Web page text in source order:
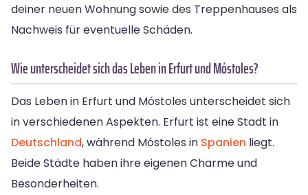
deiner neuen Wohnung sowie des Treppenhauses als
Nachweis für eventuelle Schäden.
Wie unterscheidet sich das Leben in Erfurt und Móstoles?
Das Leben in Erfurt und Móstoles unterscheidet sich
in verschiedenen Aspekten. Erfurt ist eine Stadt in
Deutschland, während Móstoles in Spanien liegt.
Beide Städte haben ihre eigenen Charme und
Besonderheiten.